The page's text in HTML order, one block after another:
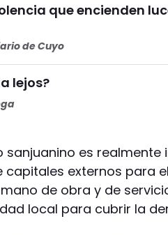
que encienden
de Cuyo
lejos?
sanjuanino es
capitales externos para
de obra y de
local para cubrir la